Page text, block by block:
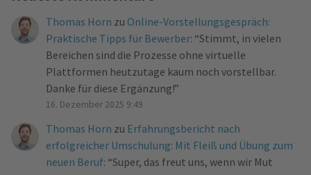
Thomas Horn zu Online-Vorstellungsgespräch:
Praktische Tipps für Bewerber: “Stimmt, in vielen
Bereichen sind die Prozesse ohne virtuelle
Plattformen heutzutage kaum noch vorstellbar.
Danke für diese Ergänzung!”
16. Dezember 2025 9:49
Thomas Horn zu Erfahrungsbericht nach
erfolgreicher Umschulung: Mit Fleiß und Übung zum
neuen Beruf: “Super, das freut uns, wenn wir Mut